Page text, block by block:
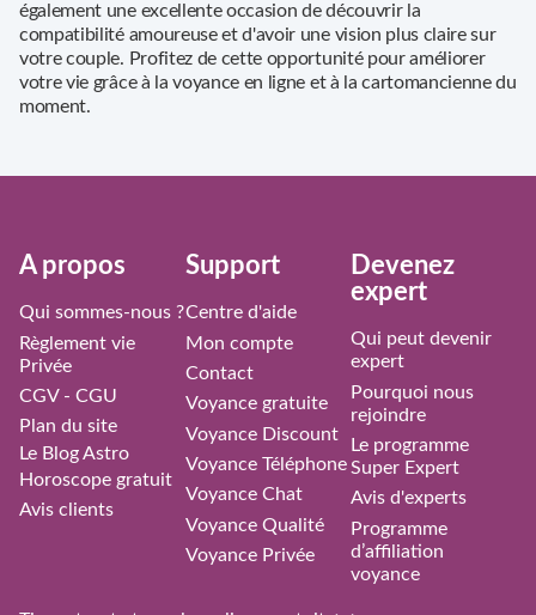
également une excellente occasion de découvrir la
compatibilité amoureuse et d'avoir une vision plus claire sur
votre couple. Profitez de cette opportunité pour améliorer
votre vie grâce à la voyance en ligne et à la cartomancienne du
moment.
À propos
Qui sommes-nous ?
Règlement vie
Privée
CGV - CGU
Plan du site
Le Blog Astro
Horoscope gratuit
Avis clients
Support
Centre d'aide
Mon compte
Contact
Voyance gratuite
Voyance Discount
Voyance Téléphone
Voyance Chat
Voyance Qualité
Voyance Privée
Devenez
expert
Qui peut devenir
expert
Pourquoi nous
rejoindre
Le programme
Super Expert
Avis d'experts
Programme
d’affiliation
voyance